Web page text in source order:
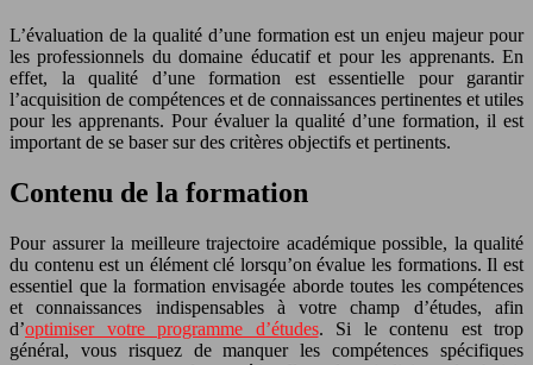
L’évaluation de la qualité d’une formation est un enjeu majeur pour
les professionnels du domaine éducatif et pour les apprenants. En
effet, la qualité d’une formation est essentielle pour garantir
l’acquisition de compétences et de connaissances pertinentes et utiles
pour les apprenants. Pour évaluer la qualité d’une formation, il est
important de se baser sur des critères objectifs et pertinents.
Contenu de la formation
Pour assurer la meilleure trajectoire académique possible, la qualité
du contenu est un élément clé lorsqu’on évalue les formations. Il est
essentiel que la formation envisagée aborde toutes les compétences
et connaissances indispensables à votre champ d’études, afin
d’optimiser votre programme d’études. Si le contenu est trop
général, vous risquez de manquer les compétences spécifiques